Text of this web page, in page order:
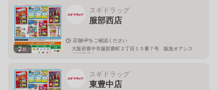
2枚
スギドラッグ
服部西店
店舗HPをご確認ください
大阪府豊中市服部豊町２丁目１５番７号 阪急オアシス
服部西店内
スギドラッグ
東豊中店